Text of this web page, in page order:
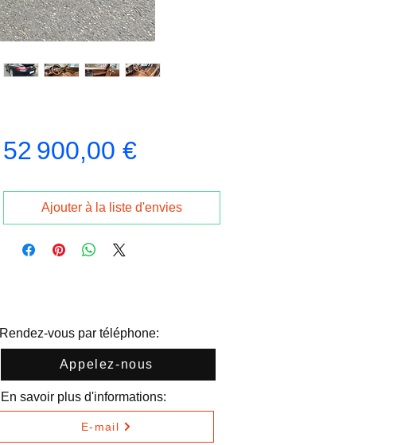
52 900,00 €Prix
Ajouter à la liste d'envies
Rendez-vous par téléphone:
Appelez-nous
En savoir plus d'informations:
E-mail